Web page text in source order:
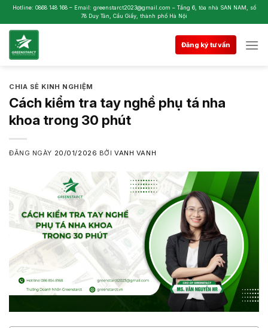
Skip
to
content
Hotline: 0868 148 168 – Email: greenstarct2023@gmail.com – Tầng 6, tòa nhà SAN NAM, số
78 Duy Tân, Cầu Giấy, thành phố Hà Nội
Đăng ký tư vấn
CHIA SẺ KINH NGHIỆM
Cách kiểm tra tay nghề phụ tá nha
khoa trong 30 phút
ĐĂNG NGÀY 20/01/2026 BỞIVANH VANH